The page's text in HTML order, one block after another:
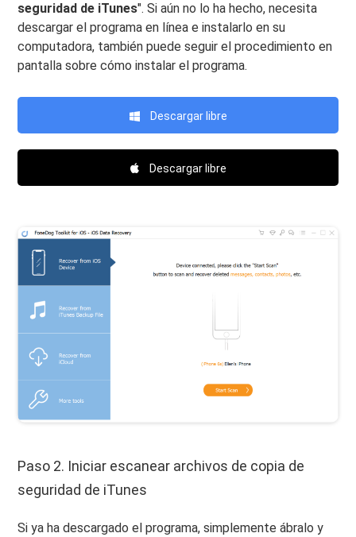
seguridad de iTunes". Si aún no lo ha hecho, necesita
descargar el programa en línea e instalarlo en su
computadora, también puede seguir el procedimiento en
pantalla sobre cómo instalar el programa.
Descargar libre
Descargar libre
Paso 2. Iniciar escanear archivos de copia de
seguridad de iTunes
Si ya ha descargado el programa, simplemente ábralo y